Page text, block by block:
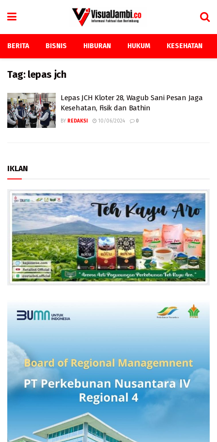
BERITA BISNIS HIBURAN HUKUM KESEHATAN
Tag: lepas jch
Lepas JCH Kloter 28, Wagub Sani Pesan Jaga
Kesehatan, Fisik dan Bathin
BY REDAKSI 10/06/2024 0
IKLAN